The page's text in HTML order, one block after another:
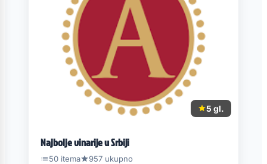
5 gl.
Najbolje vinarije u Srbiji
50 itema 957 ukupno